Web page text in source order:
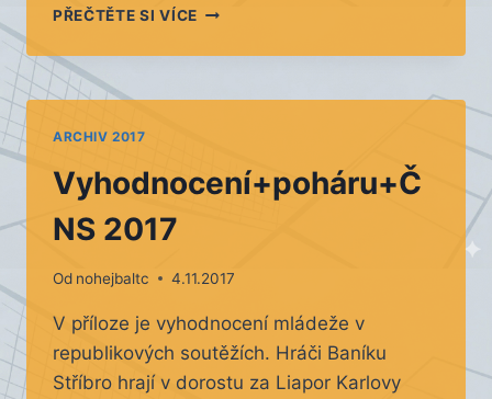
PŘEČTĚTE SI VÍCEMIKULÁŠSKÝ
STŘÍBRO
20.
ARCHIV 2017
Vyhodnocení+poháru+Č
NS 2017
Od nohejbaltc 4.11.2017
V příloze je vyhodnocení mládeže v
republikových soutěžích. Hráči Baníku
Stříbro hrají v dorostu za Liapor Karlovy